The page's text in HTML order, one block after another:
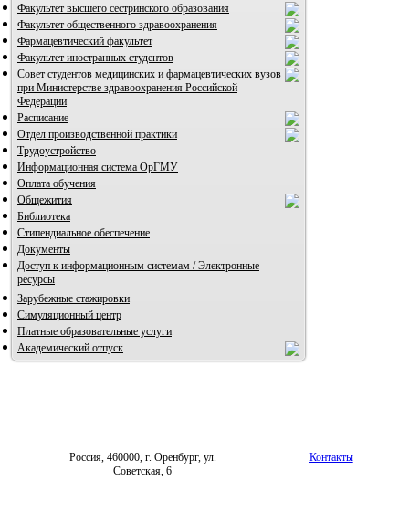
Факультет высшего сестринского образования
Факультет общественного здравоохранения
Фармацевтический факультет
Факультет иностранных студентов
Совет студентов медицинских и фармацевтических вузов
при Министерстве здравоохранения Российской
Федерации
Расписание
Отдел производственной практики
Трудоустройство
Информационная система ОрГМУ
Оплата обучения
Общежития
Библиотека
Стипендиальное обеспечение
Документы
Доступ к информационным системам / Электронные
ресурсы
Зарубежные стажировки
Симуляционный центр
Платные образовательные услуги
Академический отпуск
Россия, 460000, г. Оренбург, ул.
Советская, 6
Контакты